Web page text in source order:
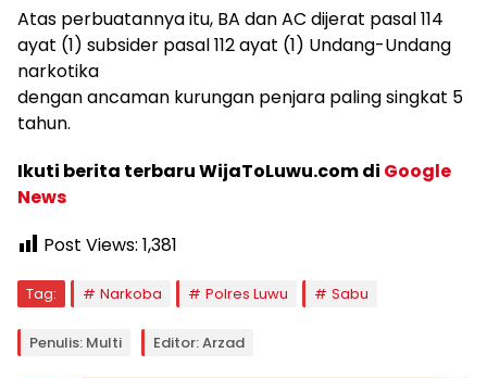
Atas perbuatannya itu, BA dan AC dijerat pasal 114
ayat (1) subsider pasal 112 ayat (1) Undang-Undang
narkotika
dengan ancaman kurungan penjara paling singkat 5
tahun.
Ikuti berita terbaru WijaToLuwu.com di Google
News
Post Views: 1,381
Tag: Narkoba Polres Luwu Sabu
Penulis: Multi Editor: Arzad